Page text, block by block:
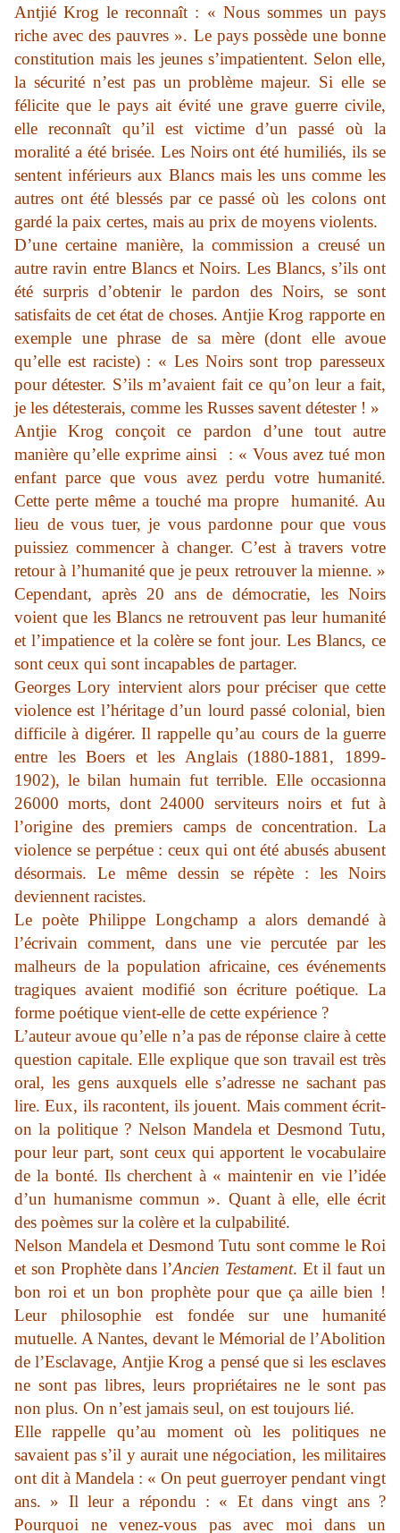
Antjié Krog le reconnaît : « Nous sommes un pays
riche avec des pauvres ». Le pays possède une bonne
constitution mais les jeunes s’impatientent. Selon elle,
la sécurité n’est pas un problème majeur. Si elle se
félicite que le pays ait évité une grave guerre civile,
elle reconnaît qu’il est victime d’un passé où la
moralité a été brisée. Les Noirs ont été humiliés, ils se
sentent inférieurs aux Blancs mais les uns comme les
autres ont été blessés par ce passé où les colons ont
gardé la paix certes, mais au prix de moyens violents.
D’une certaine manière, la commission a creusé un
autre ravin entre Blancs et Noirs. Les Blancs, s’ils ont
été surpris d’obtenir le pardon des Noirs, se sont
satisfaits de cet état de choses. Antjie Krog rapporte en
exemple une phrase de sa mère (dont elle avoue
qu’elle est raciste) : « Les Noirs sont trop paresseux
pour détester. S’ils m’avaient fait ce qu’on leur a fait,
je les détesterais, comme les Russes savent détester ! »
Antjie Krog conçoit ce pardon d’une tout autre
manière qu’elle exprime ainsi : « Vous avez tué mon
enfant parce que vous avez perdu votre humanité.
Cette perte même a touché ma propre humanité. Au
lieu de vous tuer, je vous pardonne pour que vous
puissiez commencer à changer. C’est à travers votre
retour à l’humanité que je peux retrouver la mienne. »
Cependant, après 20 ans de démocratie, les Noirs
voient que les Blancs ne retrouvent pas leur humanité
et l’impatience et la colère se font jour. Les Blancs, ce
sont ceux qui sont incapables de partager.
Georges Lory intervient alors pour préciser que cette
violence est l’héritage d’un lourd passé colonial, bien
difficile à digérer. Il rappelle qu’au cours de la guerre
entre les Boers et les Anglais (1880-1881, 1899-
1902), le bilan humain fut terrible. Elle occasionna
26000 morts, dont 24000 serviteurs noirs et fut à
l’origine des premiers camps de concentration. La
violence se perpétue : ceux qui ont été abusés abusent
désormais. Le même dessin se répète : les Noirs
deviennent racistes.
Le poète Philippe Longchamp a alors demandé à
l’écrivain comment, dans une vie percutée par les
malheurs de la population africaine, ces événements
tragiques avaient modifié son écriture poétique. La
forme poétique vient-elle de cette expérience ?
L’auteur avoue qu’elle n’a pas de réponse claire à cette
question capitale. Elle explique que son travail est très
oral, les gens auxquels elle s’adresse ne sachant pas
lire. Eux, ils racontent, ils jouent. Mais comment écrit-
on la politique ? Nelson Mandela et Desmond Tutu,
pour leur part, sont ceux qui apportent le vocabulaire
de la bonté. Ils cherchent à « maintenir en vie l’idée
d’un humanisme commun ». Quant à elle, elle écrit
des poèmes sur la colère et la culpabilité.
Nelson Mandela et Desmond Tutu sont comme le Roi
et son Prophète dans l’Ancien Testament. Et il faut un
bon roi et un bon prophète pour que ça aille bien !
Leur philosophie est fondée sur une humanité
mutuelle. A Nantes, devant le Mémorial de l’Abolition
de l’Esclavage, Antjie Krog a pensé que si les esclaves
ne sont pas libres, leurs propriétaires ne le sont pas
non plus. On n’est jamais seul, on est toujours lié.
Elle rappelle qu’au moment où les politiques ne
savaient pas s’il y aurait une négociation, les militaires
ont dit à Mandela : « On peut guerroyer pendant vingt
ans. » Il leur a répondu : « Et dans vingt ans ?
Pourquoi ne venez-vous pas avec moi dans un